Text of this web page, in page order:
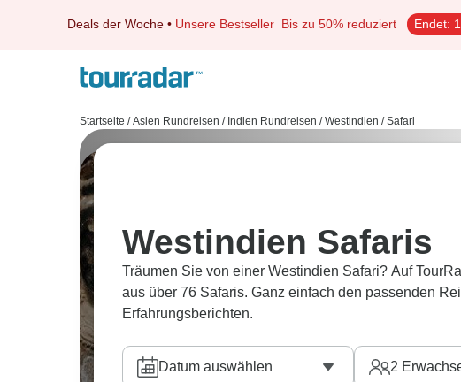
Deals der Woche • Unsere Bestseller Bis zu 50% reduziert Endet:
Startseite / Asien Rundreisen / Indien Rundreisen / Westindien / Safari
Westindien Safaris
Träumen Sie von einer Westindien Safari? Auf
aus über 76 Safaris. Ganz einfach den passenden
Erfahrungsberichten.
Datum auswählen 2